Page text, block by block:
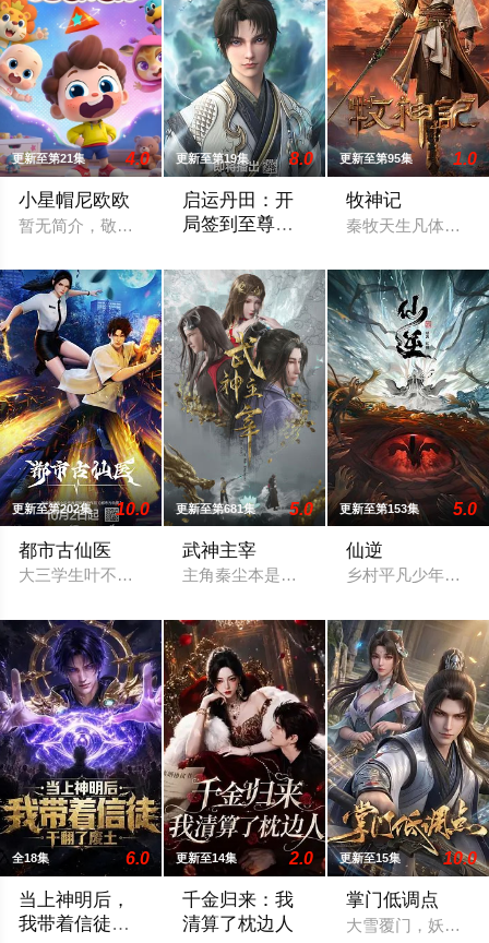
更新至第21集 4.0
小星帽尼欧欧
暂无简介，敬请期待
更新至第19集 8.0
启运丹田：开
局签到至尊丹
更新至第95集 1.0
牧神记
秦牧天生凡体，历
更新至第202集 10.0
都市古仙医
大三学生叶不凡，为了给母亲筹集医药费碰瓷，不料遇到不按
更新至第681集 5.0
武神主宰
主角秦尘本是武域中最顶尖的天才强者，
更新至第153集 5.0
仙逆
乡村平凡少年王林
全18集 6.0
当上神明后，
我带着信徒干
更新至14集 2.0
千金归来：我
清算了枕边人
更新至15集 10.0
掌门低调点
大雪覆门，妖修突